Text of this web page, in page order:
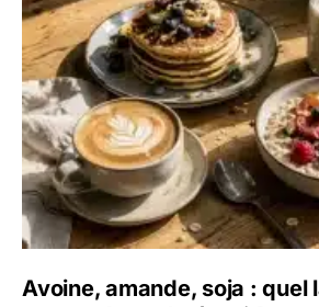
Avoine, amande, soja : quel